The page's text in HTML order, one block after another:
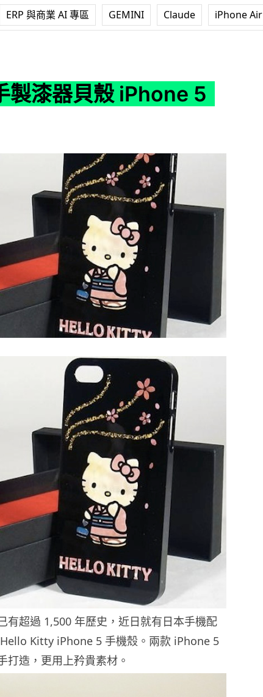
ERP 與商業 AI 專區 GEMINI Claude iPhone Air
製漆器貝殼 iPhone 5
有超過 1,500 年歷史，近日就有日本手機配
Kitty iPhone 5 手機殼。兩款 iPhone 5
打造，更用上矜貴素材。